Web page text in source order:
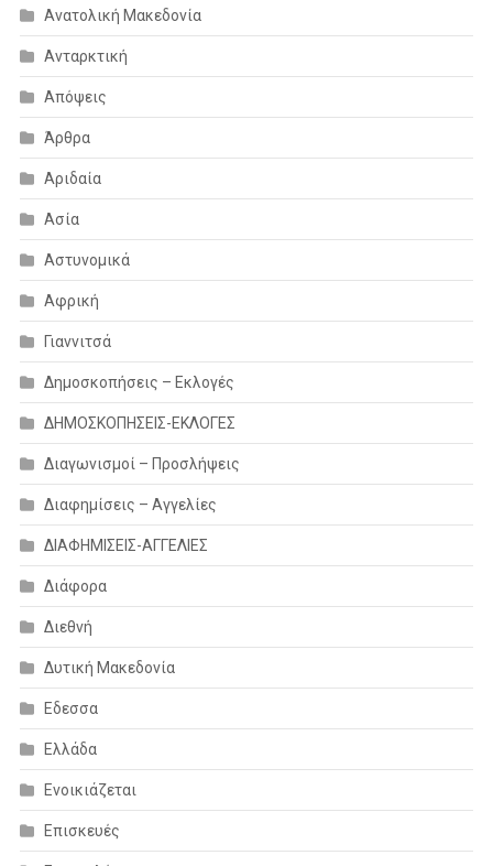
Ανατολική Μακεδονία
Ανταρκτική
Απόψεις
Άρθρα
Αριδαία
Ασία
Αστυνομικά
Αφρική
Γιαννιτσά
Δημοσκοπήσεις – Εκλογές
ΔΗΜΟΣΚΟΠΗΣΕΙΣ-ΕΚΛΟΓΕΣ
Διαγωνισμοί – Προσλήψεις
Διαφημίσεις – Αγγελίες
ΔΙΑΦΗΜΙΣΕΙΣ-ΑΓΓΕΛΙΕΣ
Διάφορα
Διεθνή
Δυτική Μακεδονία
Εδεσσα
Ελλάδα
Ενοικιάζεται
Επισκευές